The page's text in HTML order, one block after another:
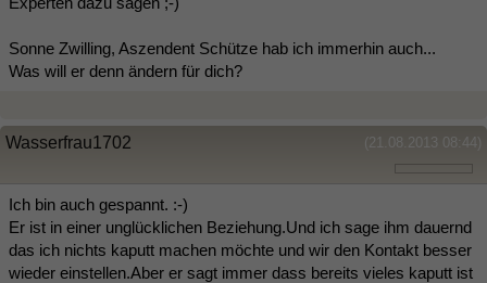
Sonne Zwilling, Aszendent Schütze hab ich immerhin auch...
Was will er denn ändern für dich?
(21.08.2013 08:44)
Wasserfrau1702
Ich bin auch gespannt. :-)
Er ist in einer unglücklichen Beziehung.Und ich sage ihm dauernd
das ich nichts kaputt machen möchte und wir den Kontakt besser
wieder einstellen.Aber er sagt immer dass bereits vieles kaputt ist